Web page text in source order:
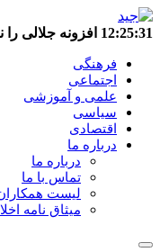
12:25:32 افزونه جلالی
فرهنگی
اجتماعی
علمی و آموزشی
سیاسی
اقتصادی
درباره ما
درباره ما
تماس با ما
لیست
میثاق نامه